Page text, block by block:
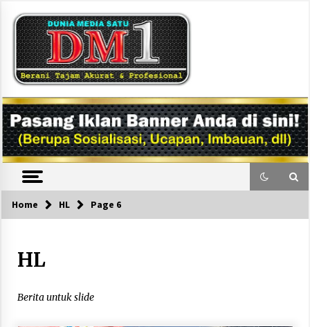
content
DM1
Home HL Page 6
HL
Berita untuk slide